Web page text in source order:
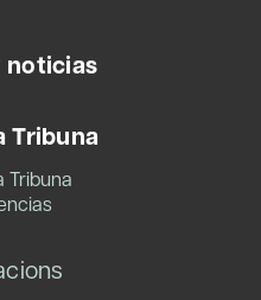
noticias
Tribuna
Tribuna